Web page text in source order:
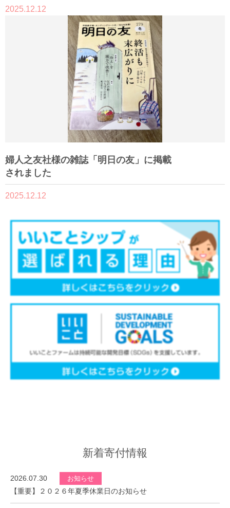
2025.12.12
婦人之友社様の雑誌「明日の友」に掲載
されました
2025.12.12
新着寄付情報
2026.07.30 お知らせ
【重要】２０２６年夏季休業日のお知らせ